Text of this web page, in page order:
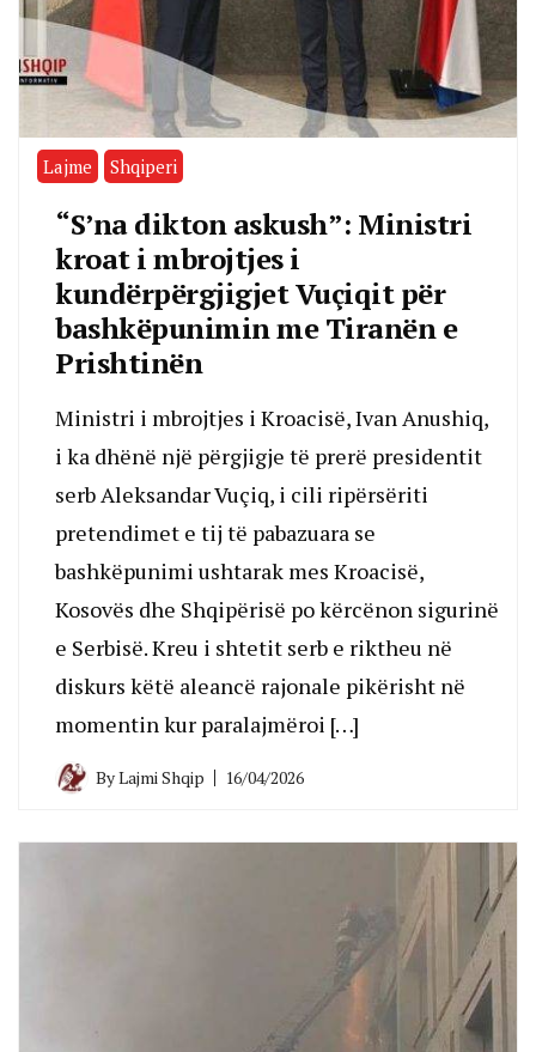
Lajme Shqiperi
“S’na dikton askush”: Ministri
kroat i mbrojtjes i
kundërpërgjigjet Vuçiqit për
bashkëpunimin me Tiranën e
Prishtinën
Ministri i mbrojtjes i Kroacisë, Ivan Anushiq,
i ka dhënë një përgjigje të prerë presidentit
serb Aleksandar Vuçiq, i cili ripërsëriti
pretendimet e tij të pabazuara se
bashkëpunimi ushtarak mes Kroacisë,
Kosovës dhe Shqipërisë po kërcënon sigurinë
e Serbisë. Kreu i shtetit serb e riktheu në
diskurs këtë aleancë rajonale pikërisht në
momentin kur paralajmëroi […]
ByLajmi Shqip 16/04/2026